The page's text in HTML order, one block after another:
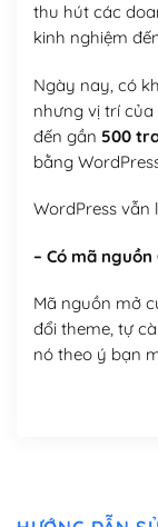
thu hút các
kinh nghiệm
Ngày nay, có
nhưng vị trí của
đến gần 500
bằng
WordPress vẫn
– Có mã nguồn
Mã nguồn mở
đổi theme, tự
nó theo ý bạn